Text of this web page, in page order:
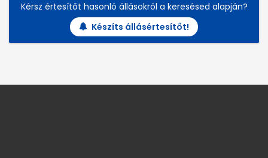
Kérsz értesítőt hasonló állásokról a keresésed alapján?
Készíts állásértesítőt!